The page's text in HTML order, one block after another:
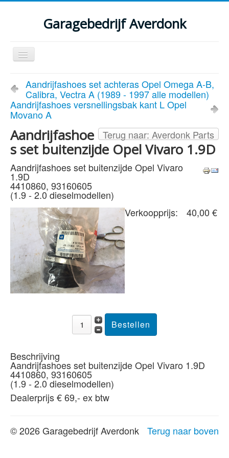
Garagebedrijf Averdonk
Schakelen
navigatie
Welkom
Klassiekers en restauratie verslagen
Diensten
Parts
Occasions
Kenteken gegevens opvragen
Contact
Aandrijfashoes set achteras Opel Omega A-B,
Calibra, Vectra A (1989 - 1997 alle modellen)
Aandrijfashoes versnellingsbak kant L Opel
Movano A
Terug naar: Averdonk Parts
Aandrijfashoe
s set buitenzijde Opel Vivaro 1.9D
Aandrijfashoes set buitenzijde Opel Vivaro
1.9D
4410860, 93160605
(1.9 - 2.0 dieselmodellen)
Verkoopprijs:
40,00 €
Beschrijving
Aandrijfashoes set buitenzijde Opel Vivaro 1.9D
4410860, 93160605
(1.9 - 2.0 dieselmodellen)
Dealerprijs € 69,- ex btw
Terug naar boven
© 2026 Garagebedrijf Averdonk